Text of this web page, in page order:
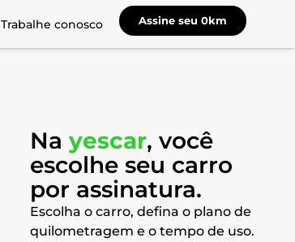
Trabalhe conosco Assine seu 0km
Na yescar, você
escolhe seu carro
por assinatura.
Escolha o carro, defina o plano de
quilometragem e o tempo de uso.